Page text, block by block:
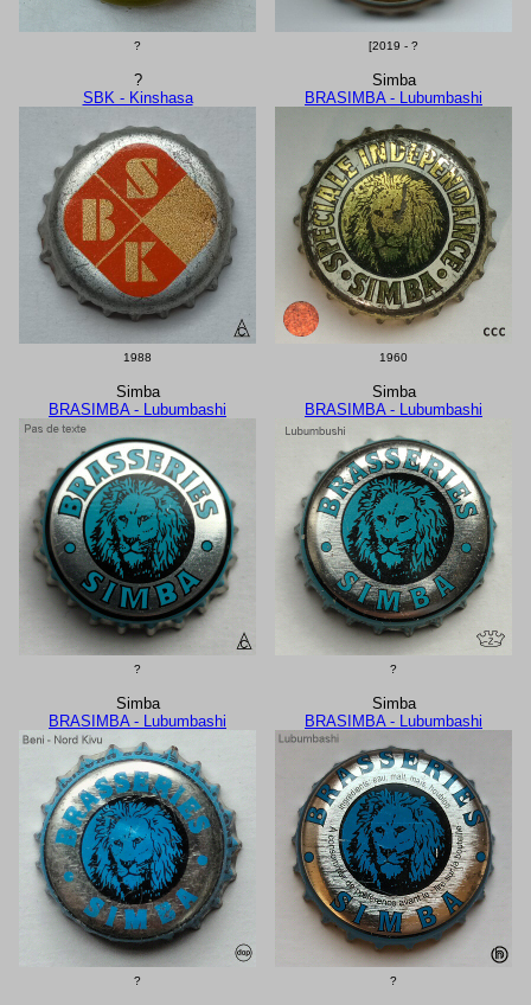
? [2019 - ?
?
SBK - Kinshasa
1988
Simba
BRASIMBA - Lubumbashi
1960
Simba
BRASIMBA - Lubumbashi
?
Simba
BRASIMBA - Lubumbashi
?
Simba
BRASIMBA - Lubumbashi
?
Simba
BRASIMBA - Lubumbashi
?